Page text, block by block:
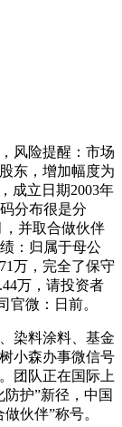
风险提醒：市场
东，增加幅度为
成立日期2003年
分布很是分
，并取合做伙伴
：归属于母公
万，完全了保守
万，请投资者
官微：日前。
染料涂料、基金
小森办事微信号
团队正在国际上
护”新径，中国
伙伴”称号。